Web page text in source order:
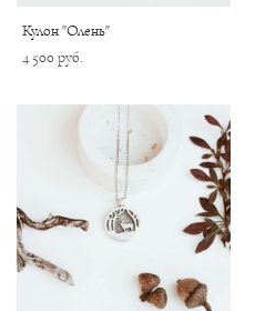
Кулон "Олень"
4 500 pуб.